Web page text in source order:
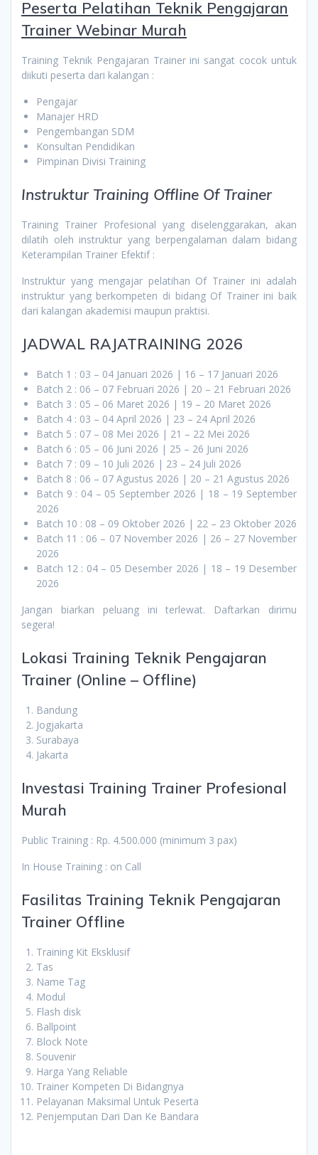
Peserta Pelatihan Teknik Pengajaran
Trainer Webinar Murah
Training Teknik Pengajaran Trainer ini sangat cocok untuk
diikuti peserta dari kalangan :
Pengajar
Manajer HRD
Pengembangan SDM
Konsultan Pendidikan
Pimpinan Divisi Training
Instruktur Training Offline Of Trainer
Training Trainer Profesional yang diselenggarakan, akan
dilatih oleh instruktur yang berpengalaman dalam bidang
Keterampilan Trainer Efektif :
Instruktur yang mengajar pelatihan Of Trainer ini adalah
instruktur yang berkompeten di bidang Of Trainer ini baik
dari kalangan akademisi maupun praktisi.
JADWAL RAJATRAINING 2026
Batch 1 : 03 – 04 Januari 2026 | 16 – 17 Januari 2026
Batch 2 : 06 – 07 Februari 2026 | 20 – 21 Februari 2026
Batch 3 : 05 – 06 Maret 2026 | 19 – 20 Maret 2026
Batch 4 : 03 – 04 April 2026 | 23 – 24 April 2026
Batch 5 : 07 – 08 Mei 2026 | 21 – 22 Mei 2026
Batch 6 : 05 – 06 Juni 2026 | 25 – 26 Juni 2026
Batch 7 : 09 – 10 Juli 2026 | 23 – 24 Juli 2026
Batch 8 : 06 – 07 Agustus 2026 | 20 – 21 Agustus 2026
Batch 9 : 04 – 05 September 2026 | 18 – 19 September
2026
Batch 10 : 08 – 09 Oktober 2026 | 22 – 23 Oktober 2026
Batch 11 : 06 – 07 November 2026 | 26 – 27 November
2026
Batch 12 : 04 – 05 Desember 2026 | 18 – 19 Desember
2026
Jangan biarkan peluang ini terlewat. Daftarkan dirimu
segera!
Lokasi Training Teknik Pengajaran
Trainer (Online – Offline)
Bandung
Jogjakarta
Surabaya
Jakarta
Investasi Training Trainer Profesional
Murah
Public Training : Rp. 4.500.000 (minimum 3 pax)
In House Training : on Call
Fasilitas Training Teknik Pengajaran
Trainer Offline
Training Kit Eksklusif
Tas
Name Tag
Modul
Flash disk
Ballpoint
Block Note
Souvenir
Harga Yang Reliable
Trainer Kompeten Di Bidangnya
Pelayanan Maksimal Untuk Peserta
Penjemputan Dari Dan Ke Bandara